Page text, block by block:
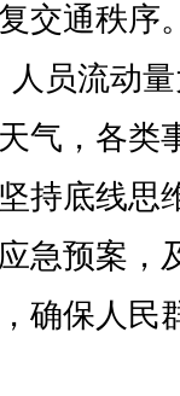
交通秩序
员流动
气，各类
持底线思
急预案，
确保人民